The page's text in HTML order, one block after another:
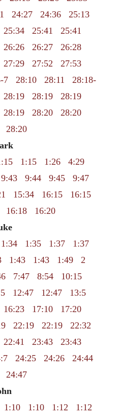
24:27 24:36
25:13
25:34 25:41
25:41
26:26 26:27
26:28
27:29 27:52
27:53
7 28:10 28:11
28:18-
28:19 28:19
28:19
28:19 28:20
28:20
28:20
1:15 1:26
4:29
9:43 9:44 9:45
9:47
15:34 16:15
16:15
16:18
16:20
1:34 1:35 1:37
1:37
1:43 1:43 1:49
2
7:47 8:54
10:15
12:47 12:47
13:5
16:23 17:10
17:20
22:19 22:19
22:32
22:41 23:43
23:43
24:25 24:26
24:44
24:47
1:10 1:10 1:12
1:12